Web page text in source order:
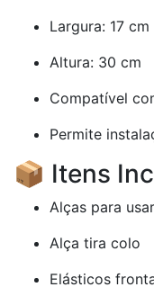
Largura: 17
Altura: 30 cm
Compatível
Permite
📦 Itens
Alças para
Alça tira colo
Elásticos